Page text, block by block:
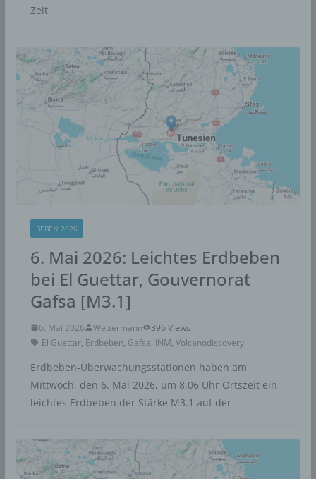
Zeit
BEBEN 2026
6. Mai 2026: Leichtes Erdbeben
bei El Guettar, Gouvernorat
Gafsa [M3.1]
6. Mai 2026 Wettermann
396 Views
El Guettar, Erdbeben, Gafsa, INM, Volcanodiscovery
Erdbeben-Überwachungsstationen haben am
Mittwoch, den 6. Mai 2026, um 8.06 Uhr Ortszeit ein
leichtes Erdbeben der Stärke M3.1 auf der